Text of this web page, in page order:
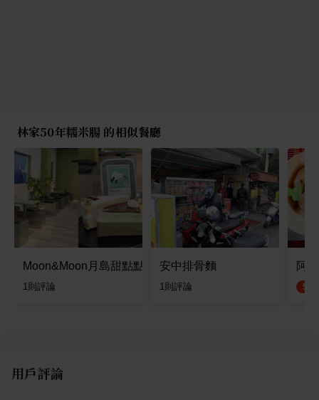
林家50年糯米腸 的相似餐廳
Moon&Moon月島甜點點
1則評論
安中排骨麵
1則評論
阿
5.0
用戶評論